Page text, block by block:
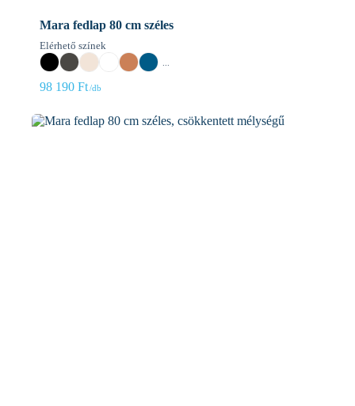
Mara fedlap 80 cm széles
Elérhető színek
98 190 Ft